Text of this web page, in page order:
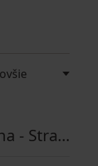
Černokostelecká, Praha - Strašnice